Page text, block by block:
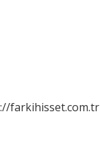
farkihisset.com.tr